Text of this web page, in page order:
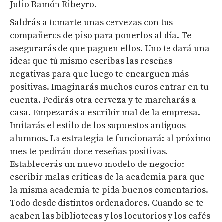
Julio Ramón Ribeyro.
Saldrás a tomarte unas cervezas con tus
compañeros de piso para ponerlos al día. Te
asegurarás de que paguen ellos. Uno te dará una
idea: que tú mismo escribas las reseñas
negativas para que luego te encarguen más
positivas. Imaginarás muchos euros entrar en tu
cuenta. Pedirás otra cerveza y te marcharás a
casa. Empezarás a escribir mal de la empresa.
Imitarás el estilo de los supuestos antiguos
alumnos. La estrategia te funcionará: al próximo
mes te pedirán doce reseñas positivas.
Establecerás un nuevo modelo de negocio:
escribir malas críticas de la academia para que
la misma academia te pida buenos comentarios.
Todo desde distintos ordenadores. Cuando se te
acaben las bibliotecas y los locutorios y los cafés